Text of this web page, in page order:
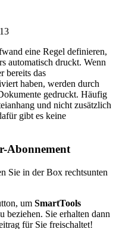
eine Regel definieren,
automatisch druckt. Wenn
bereits das
haben, werden durch
gedruckt. Häufig
und nicht zusätzlich
gibt es keine
Abonnement
Sie in der Box rechtsunten
um SmartTools
beziehen. Sie erhalten dann
für Sie freischaltet!